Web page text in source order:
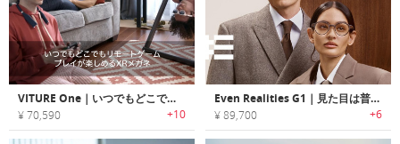
VITURE One｜いつでもどこでもリモートゲームプレイが楽しめるXRメガネ「バーチュアワン」
¥ 70,590 +10
Even Realities G1｜見た目は普通のメガネ、AI搭載の多機能スマートグラス
¥ 89,700 +6